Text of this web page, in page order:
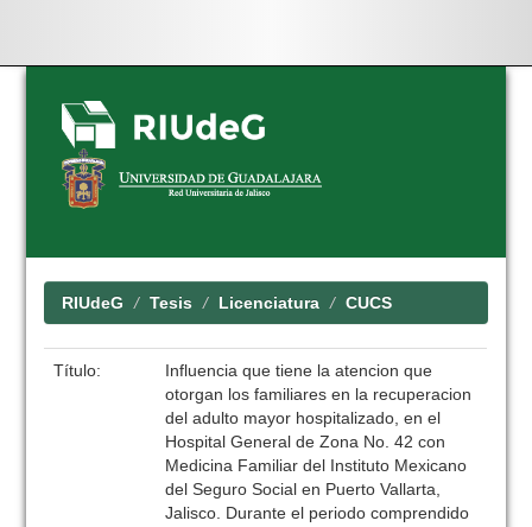
Skip
navigation
RIUdeG Tesis Licenciatura CUCS
Título:
Influencia que tiene la atencion que
otorgan los familiares en la recuperacion
del adulto mayor hospitalizado, en el
Hospital General de Zona No. 42 con
Medicina Familiar del Instituto Mexicano
del Seguro Social en Puerto Vallarta,
Jalisco. Durante el periodo comprendido